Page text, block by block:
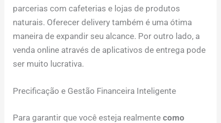
parcerias com cafeterias e lojas de produtos
naturais. Oferecer delivery também é uma ótima
maneira de expandir seu alcance. Por outro lado, a
venda online através de aplicativos de entrega pode
ser muito lucrativa.
Precificação e Gestão Financeira Inteligente
Para garantir que você esteja realmentecomo